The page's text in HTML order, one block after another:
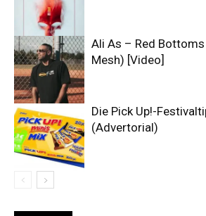
Ali As – Red
Mesh) [Video]
Die Pick Up!-
(Advertorial)